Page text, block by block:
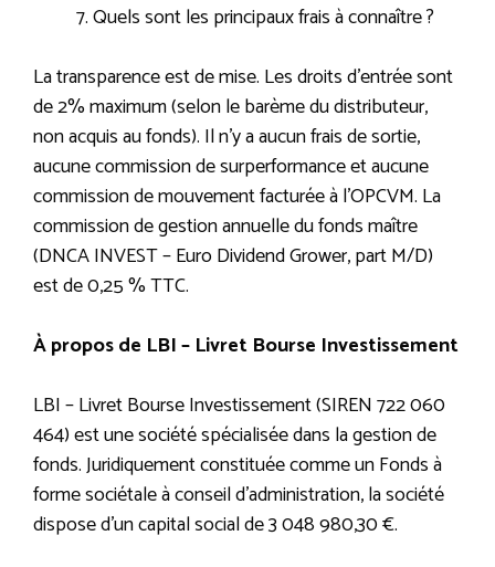
Quels sont les principaux frais à connaître ?
La transparence est de mise. Les droits d’entrée sont
de 2% maximum (selon le barème du distributeur,
non acquis au fonds). Il n’y a aucun frais de sortie,
aucune commission de surperformance et aucune
commission de mouvement facturée à l’OPCVM. La
commission de gestion annuelle du fonds maître
(DNCA INVEST – Euro Dividend Grower, part M/D)
est de 0,25 % TTC.
À propos de LBI – Livret Bourse Investissement
LBI – Livret Bourse Investissement (SIREN 722 060
464) est une société spécialisée dans la gestion de
fonds. Juridiquement constituée comme un Fonds à
forme sociétale à conseil d’administration, la société
dispose d’un capital social de 3 048 980,30 €.